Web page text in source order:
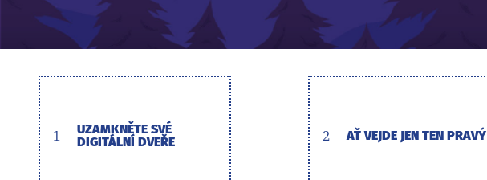
1
UZAMKNĚTE SVÉ
DIGITÁLNÍ DVEŘE
2 AŤ VEJDE JEN TEN PRAVÝ